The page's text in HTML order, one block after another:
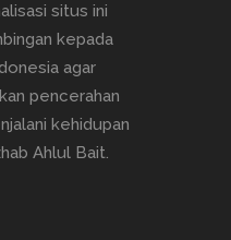
situs ini
kepada
agar
pencerahan
kehidupan
Ahlul Bait.